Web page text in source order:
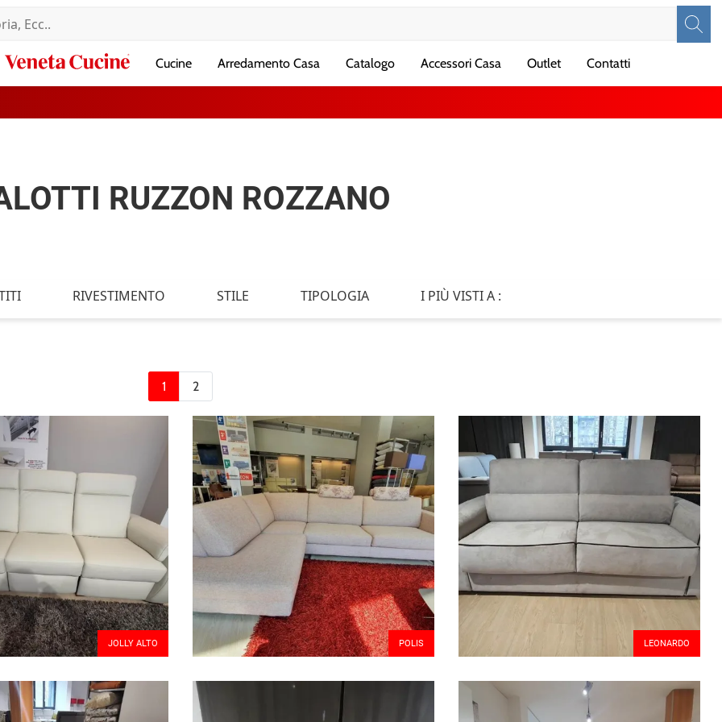
VenetaCucine Arredamento Casa Catalogo Accessori Casa Outlet Contatti
RUZZON ROZZANO
RIVESTIMENTO STILE TIPOLOGIA I PIÙ VISTI A :
1 2
JOLLY ALTO POLIS LEONARDO